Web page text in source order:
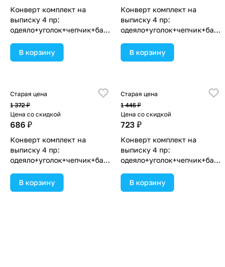
Конверт комплект на
выписку 4 пр:
одеяло+уголок+чепчик+бант
ассортименте.
В корзину
Конверт комплект на
выписку 4 пр:
одеяло+уголок+чепчик+бант
ассортименте.
В корзину
Старая цена
1 372 ₽
Цена со скидкой
686 ₽
Конверт комплект на
выписку 4 пр:
одеяло+уголок+чепчик+бант
ассортименте.
В корзину
Старая цена
1 446 ₽
Цена со скидкой
723 ₽
Конверт комплект на
выписку 4 пр:
одеяло+уголок+чепчик+бант
ассортименте.
В корзину